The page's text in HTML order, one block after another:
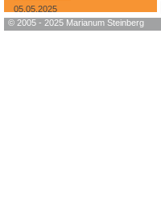
05.05.2025
© 2005 - 2025 Marianum Steinberg